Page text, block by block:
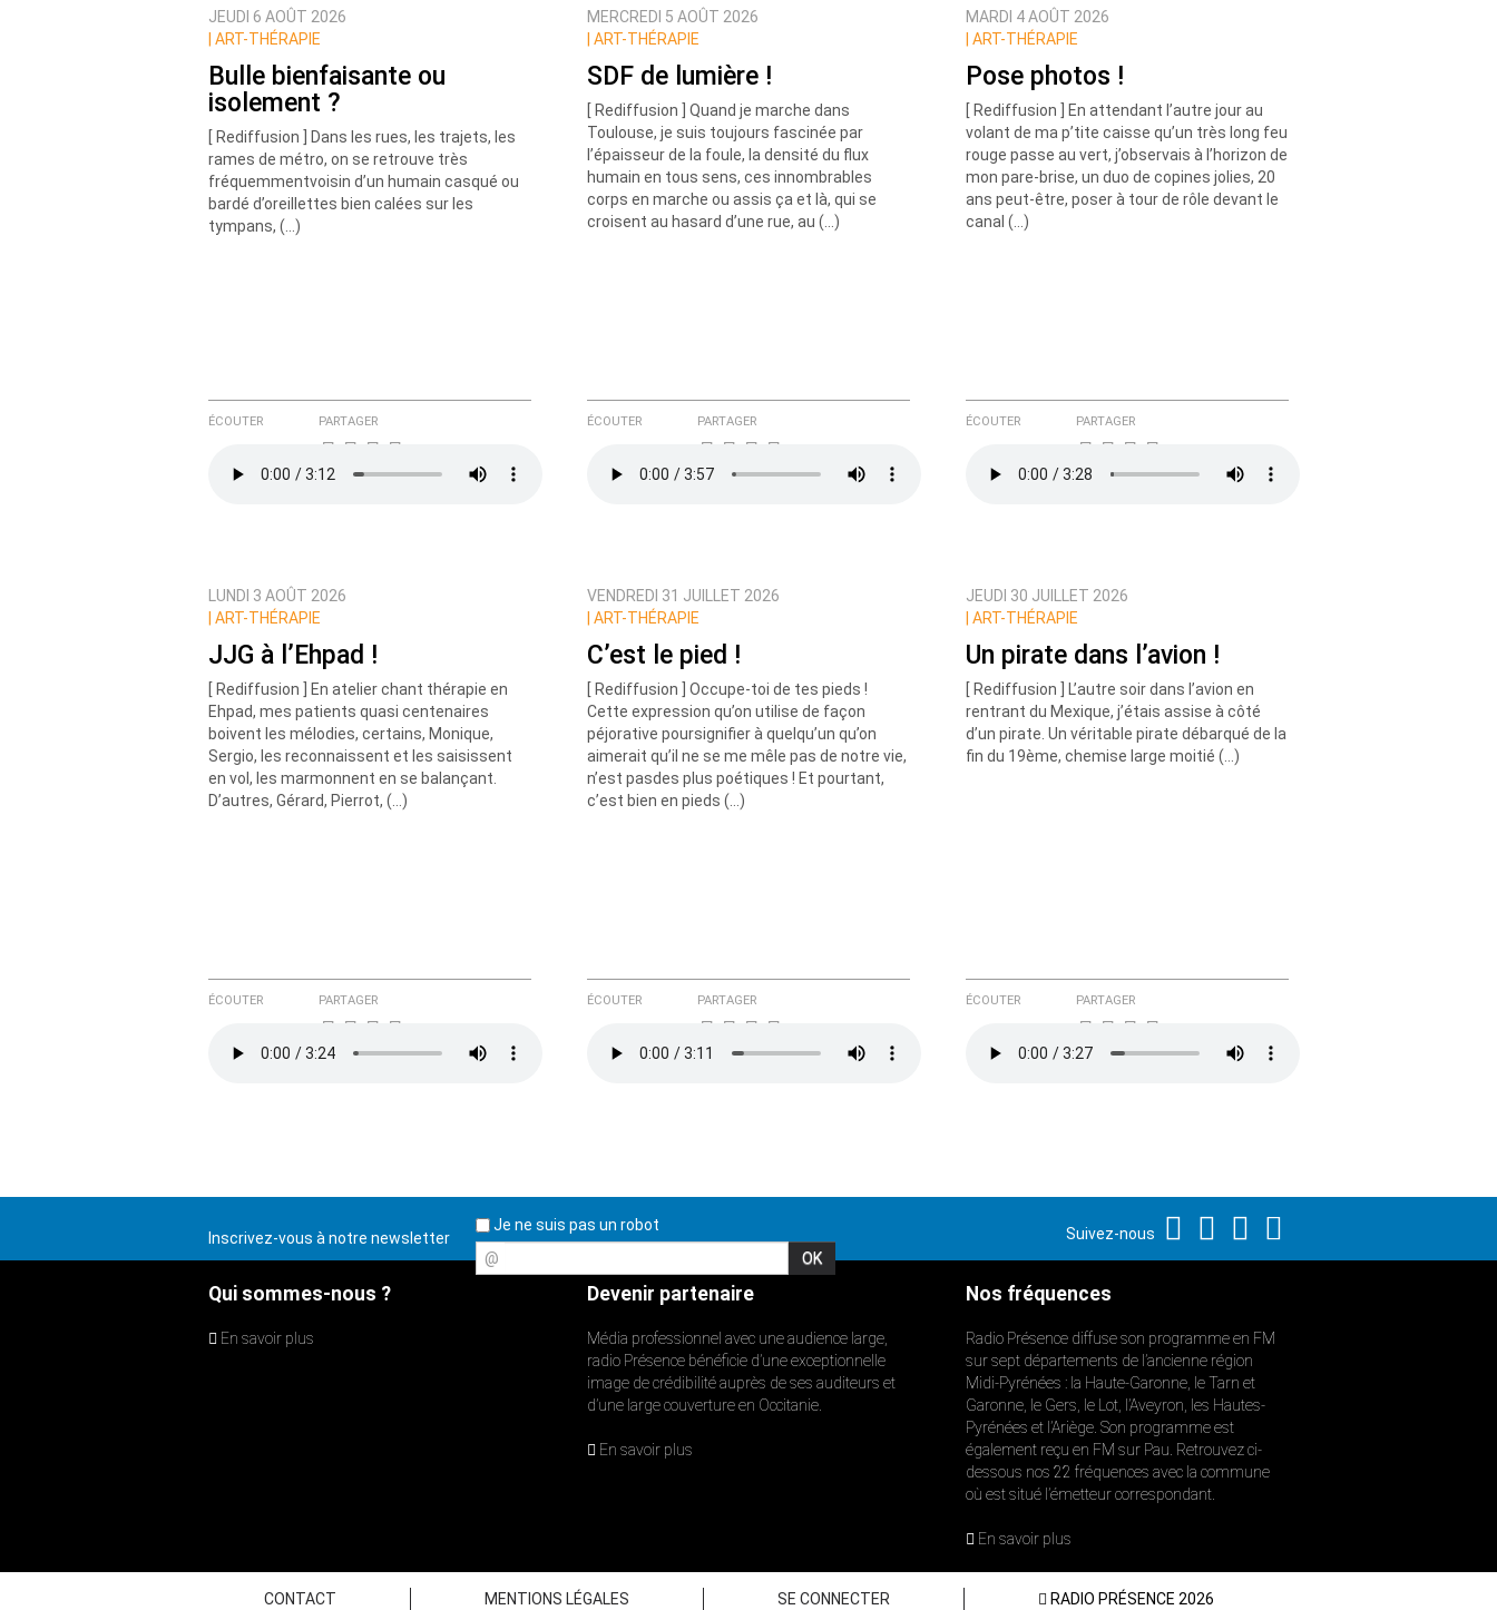
Nom
Ajoutez votre commentaire ici
Prévenez-moi de tous les nouveaux commentaires de cette discussion par email
JEUDI 6 AOÛT 2026
ART-THÉRAPIE
Bulle bienfaisante ou
isolement ?
[ Rediffusion ] Dans les rues, les trajets, les
rames de métro, on se retrouve très
fréquemmentvoisin d’un humain casqué ou
bardé d’oreillettes bien calées sur les
tympans, (…)
ÉCOUTER PARTAGER
MERCREDI 5 AOÛT 2026
ART-THÉRAPIE
SDF de lumière !
[ Rediffusion ] Quand je marche dans
Toulouse, je suis toujours fascinée par
l’épaisseur de la foule, la densité du flux
humain en tous sens, ces innombrables
corps en marche ou assis ça et là, qui se
croisent au hasard d’une rue, au (…)
ÉCOUTER PARTAGER
MARDI 4 AOÛT 2026
ART-THÉRAPIE
Pose photos !
[ Rediffusion ] En attendant l’autre jour au
volant de ma p’tite caisse qu’un très long feu
rouge passe au vert, j’observais à l’horizon de
mon pare-brise, un duo de copines jolies, 20
ans peut-être, poser à tour de rôle devant le
canal (…)
ÉCOUTER PARTAGER
LUNDI 3 AOÛT 2026
ART-THÉRAPIE
JJG à l’Ehpad !
[ Rediffusion ] En atelier chant thérapie en
Ehpad, mes patients quasi centenaires
boivent les mélodies, certains, Monique,
Sergio, les reconnaissent et les saisissent
en vol, les marmonnent en se balançant.
D’autres, Gérard, Pierrot, (…)
ÉCOUTER PARTAGER
VENDREDI 31 JUILLET 2026
ART-THÉRAPIE
C’est le pied !
[ Rediffusion ] Occupe-toi de tes pieds !
Cette expression qu’on utilise de façon
péjorative poursignifier à quelqu’un qu’on
aimerait qu’il ne se me mêle pas de notre vie,
n’est pasdes plus poétiques ! Et pourtant,
c’est bien en pieds (…)
ÉCOUTER PARTAGER
JEUDI 30 JUILLET 2026
ART-THÉRAPIE
Un pirate dans l’avion !
[ Rediffusion ] L’autre soir dans l’avion en
rentrant du Mexique, j’étais assise à côté
d’un pirate. Un véritable pirate débarqué de la
fin du 19ème, chemise large moitié (…)
ÉCOUTER PARTAGER
Inscrivez-vous à notre newsletter
Je ne suis pas un robot
@
Suivez-nous
Qui sommes-nous ?
En savoir plus
Devenir partenaire
Média professionnel avec une audience large,
radio Présence bénéficie d’une exceptionnelle
image de crédibilité auprès de ses auditeurs et
d’une large couverture en Occitanie.
En savoir plus
Nos fréquences
Radio Présence diffuse son programme en FM
sur sept départements de l’ancienne région
Midi-Pyrénées : la Haute-Garonne, le Tarn et
Garonne, le Gers, le Lot, l’Aveyron, les Hautes-
Pyrénées et l’Ariège. Son programme est
également reçu en FM sur Pau. Retrouvez ci-
dessous nos 22 fréquences avec la commune
où est situé l’émetteur correspondant.
En savoir plus
CONTACT MENTIONS LÉGALES SE CONNECTER RADIO PRÉSENCE 2026